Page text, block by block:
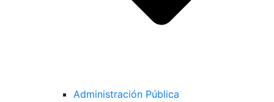
Administración Pública